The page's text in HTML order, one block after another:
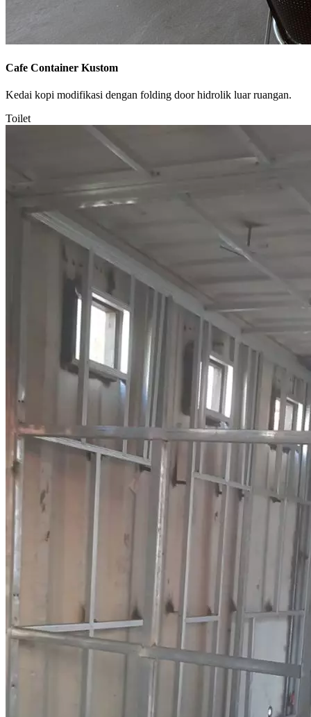
Cafe Container Kustom
Kedai kopi modifikasi dengan folding door hidrolik luar ruangan.
Toilet